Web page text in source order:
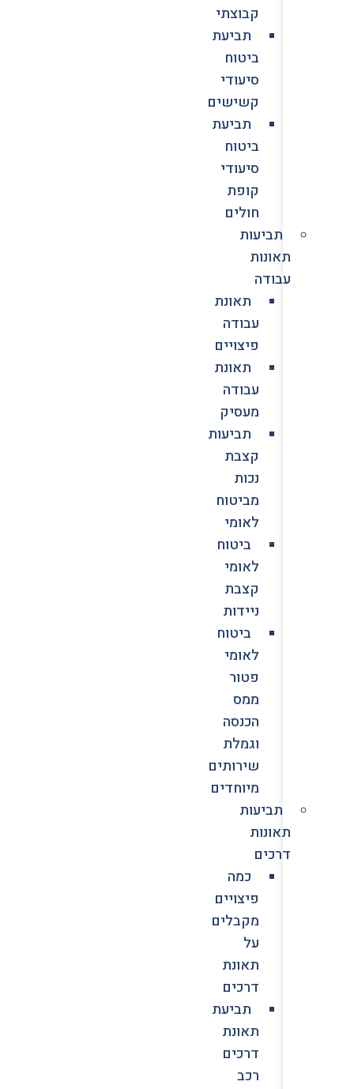
קבוצתי
תביעת
ביטוח
סיעודי
קשישים
תביעת
ביטוח
סיעודי
קופת
חולים
תביעות
תאונות
עבודה
תאונת
עבודה
פיצויים
תאונת
עבודה
מעסיק
תביעות
קצבת
נכות
מביטוח
לאומי
ביטוח
לאומי
קצבת
ניידות
ביטוח
לאומי
פטור
ממס
הכנסה
וגמלת
שירותים
מיוחדים
תביעות
תאונות
דרכים
כמה
פיצויים
מקבלים
על
תאונת
דרכים
תביעת
תאונת
דרכים
רכב